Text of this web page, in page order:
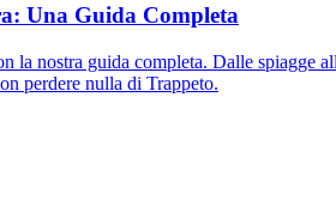
Una Guida Completa
la nostra guida completa. Dalle
perdere nulla di Trappeto.